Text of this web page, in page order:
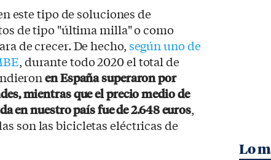
este tipo de soluciones de
de tipo "última milla" o como
de crecer. De hecho,según uno de
, durante todo 2020 el total de
en España superaron por
mientras que el precio medio de
en nuestro país fue de 2.648 euros,
son las bicicletas eléctricas de
Lo